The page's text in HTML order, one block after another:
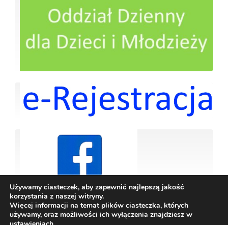
Używamy ciasteczek, aby zapewnić najlepszą jakość
korzystania z naszej witryny.
Więcej informacji na temat plików ciasteczka, których
używamy, oraz możliwości ich wyłączenia znajdziesz w